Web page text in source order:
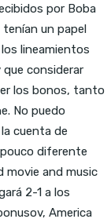
por Boba
un papel
lineamientos
que considerar
los bonos, tanto
No puedo
cuenta de
diferente
movie and music
2-1 a los
America